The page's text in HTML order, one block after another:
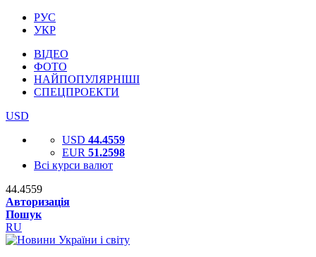
РУС
УКР
ВІДЕО
ФОТО
НАЙПОПУЛЯРНІШІ
СПЕЦПРОЕКТИ
USD
USD 44.4559
EUR 51.2598
Всі курси валют
44.4559
Авторизація
Пошук
RU